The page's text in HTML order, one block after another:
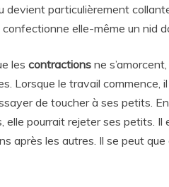
devient particulièrement
elle-même un nid
les contractions ne
Lorsque le travail
de toucher à ses petits.
elle pourrait rejeter ses petits.
après les autres. Il se peut